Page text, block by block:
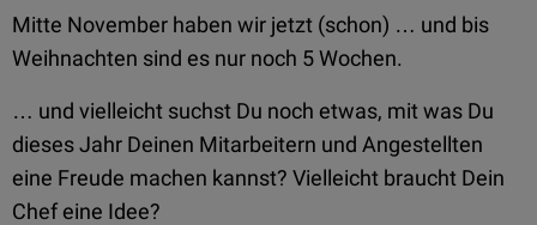
Mitte November haben wir jetzt (schon) … und bis
Weihnachten sind es nur noch 5 Wochen.
… und vielleicht suchst Du noch etwas, mit was Du
dieses Jahr Deinen Mitarbeitern und Angestellten
eine Freude machen kannst? Vielleicht braucht Dein
Chef eine Idee?